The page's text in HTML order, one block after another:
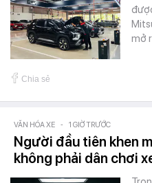
mở
Chia sẻ
VĂN HÓA XE - 1 GIỜ TRƯỚC
Người đầu tiên khen
không phải dân chơi